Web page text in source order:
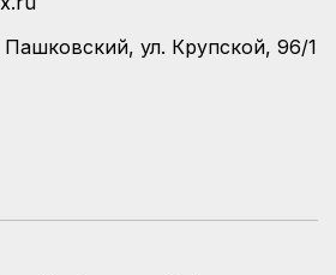
ул. Крупской, 96/1